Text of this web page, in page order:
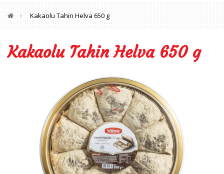
Kakaolu Tahin Helva 650 g
Kakaolu Tahin Helva 650 g